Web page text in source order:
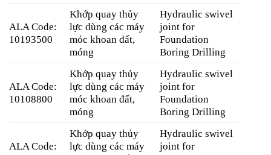
ALA Code:
10193500
Khớp quay thủy
lực dùng các máy
móc khoan đất,
móng
Hydraulic swivel
joint for
Foundation
Boring Drilling
ALA Code:
10108800
Khớp quay thủy
lực dùng các máy
móc khoan đất,
móng
Hydraulic swivel
joint for
Foundation
Boring Drilling
ALA Code:
Khớp quay thủy
lực dùng các máy
Hydraulic swivel
joint for